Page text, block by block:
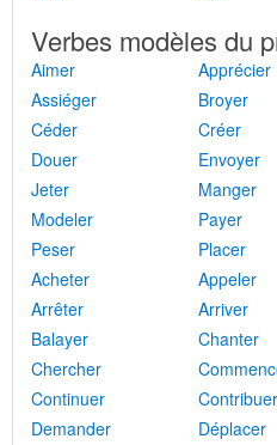
Verbes modèles du
Aimer
Apprécier
Assiéger
Broyer
Céder
Créer
Douer
Envoyer
Jeter
Manger
Modeler
Payer
Peser
Placer
Acheter
Appeler
Arrêter
Arriver
Balayer
Chanter
Chercher
Continuer
Contribuer
Demander
Déplacer